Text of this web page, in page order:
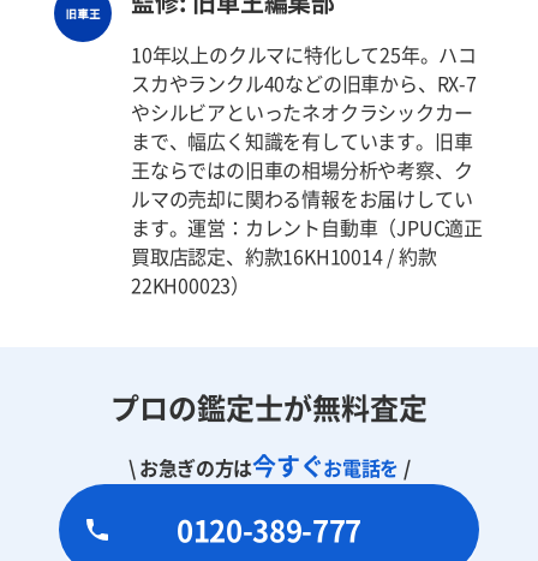
10年以上のクルマに特化して25年。ハコ
スカやランクル40などの旧車から、RX-7
やシルビアといったネオクラシックカー
まで、幅広く知識を有しています。旧車
王ならではの旧車の相場分析や考察、ク
ルマの売却に関わる情報をお届けしてい
ます。運営：カレント自動車（JPUC適正
買取店認定、約款16KH10014 / 約款
22KH00023）
プロの鑑定士が無料査定
\ お急ぎの方は今すぐお電話を /
0120-389-777